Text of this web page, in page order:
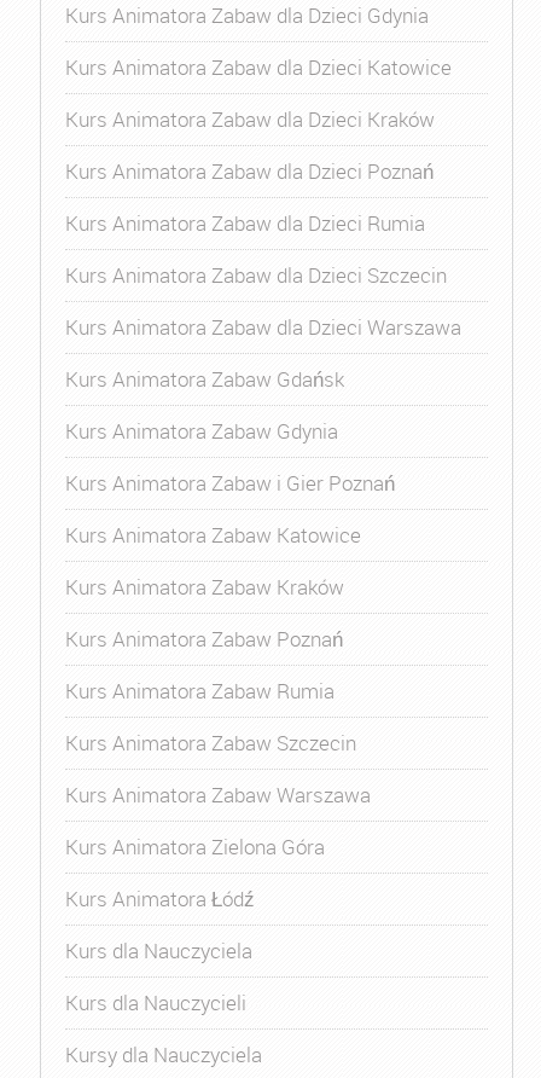
Kurs Animatora Zabaw dla Dzieci Gdynia
Kurs Animatora Zabaw dla Dzieci Katowice
Kurs Animatora Zabaw dla Dzieci Kraków
Kurs Animatora Zabaw dla Dzieci Poznań
Kurs Animatora Zabaw dla Dzieci Rumia
Kurs Animatora Zabaw dla Dzieci Szczecin
Kurs Animatora Zabaw dla Dzieci Warszawa
Kurs Animatora Zabaw Gdańsk
Kurs Animatora Zabaw Gdynia
Kurs Animatora Zabaw i Gier Poznań
Kurs Animatora Zabaw Katowice
Kurs Animatora Zabaw Kraków
Kurs Animatora Zabaw Poznań
Kurs Animatora Zabaw Rumia
Kurs Animatora Zabaw Szczecin
Kurs Animatora Zabaw Warszawa
Kurs Animatora Zielona Góra
Kurs Animatora Łódź
Kurs dla Nauczyciela
Kurs dla Nauczycieli
Kursy dla Nauczyciela